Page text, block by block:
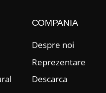
COMPANIA
Despre noi
Reprezentare
Descarca